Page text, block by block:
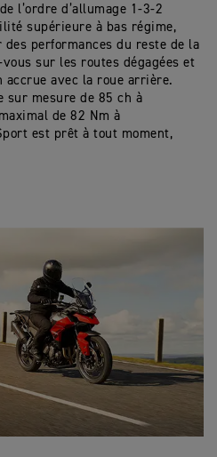
l’ordre d’allumage 1-3-2
supérieure à bas régime,
performances du reste de la
sur les routes dégagées et
accrue avec la roue arrière.
sur mesure de 85 ch à
de 82 Nm à
est prêt à tout moment,